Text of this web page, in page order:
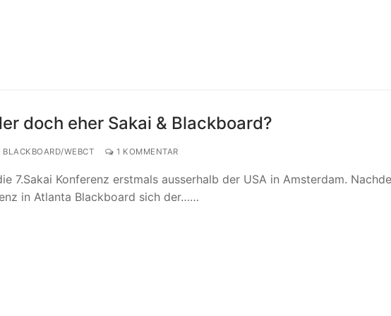
doch eher Sakai & Blackboard?
BLACKBOARD/WEBCT 1 KOMMENTAR
7.Sakai Konferenz erstmals ausserhalb der USA in Amsterdam.
in Atlanta Blackboard sich der……